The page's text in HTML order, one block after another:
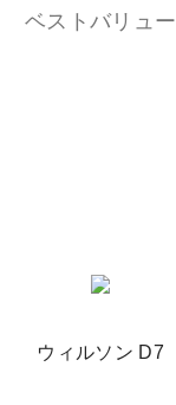
ベストバリュー
ウィルソン D7